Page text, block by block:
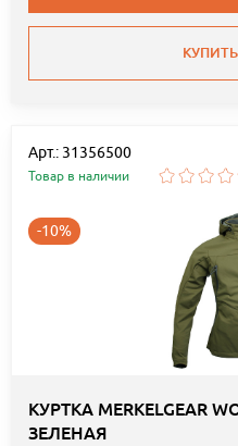
Арт.: 31356500
Товар в наличии
-10%
КУРТКА MERKELGEAR
ЗЕЛЕНАЯ